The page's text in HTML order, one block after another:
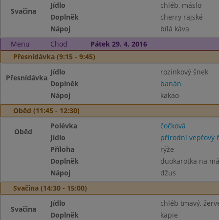
Svačina
Jídlo
chléb, máslo
Doplněk
cherry rajské
Nápoj
bílá káva
Menu
Chod
Pátek 29. 4. 2016
Přesnídávka (9:15 - 9:45)
Přesnídávka
Jídlo
rozinkový šnek
Doplněk
banán
Nápoj
kakao
Oběd (11:45 - 12:30)
Oběd
Polévka
čočková
Jídlo
přírodní vepřový
Příloha
rýže
Doplněk
duokarotka na
Nápoj
džus
Svačina (14:30 - 15:00)
Svačina
Jídlo
chléb tmavý,
Doplněk
kapie